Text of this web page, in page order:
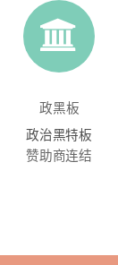
政黑板
政治黑特板
赞助商连结